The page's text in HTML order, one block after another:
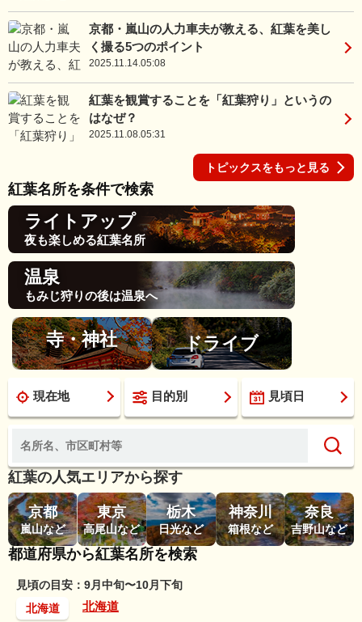
京都・嵐山の人力車夫が教える、紅葉を美し
く撮る5つのポイント
2025.11.14.05:08
紅葉を観賞することを「紅葉狩り」というの
はなぜ？
2025.11.08.05:31
トピックスをもっと見る
紅葉名所を条件で検索
ライトアップ
夜も楽しめる紅葉名所
温泉
もみじ狩りの後は温泉へ
寺・神社 ドライブ
現在地 目的別 見頃日
紅葉の人気エリアから探す
京都
嵐山など
東京
高尾山など
栃木
日光など
神奈川
箱根など
奈良
吉野山など
都道府県から紅葉名所を検索
見頃の目安：9月中旬〜10月下旬
北海道
北海道